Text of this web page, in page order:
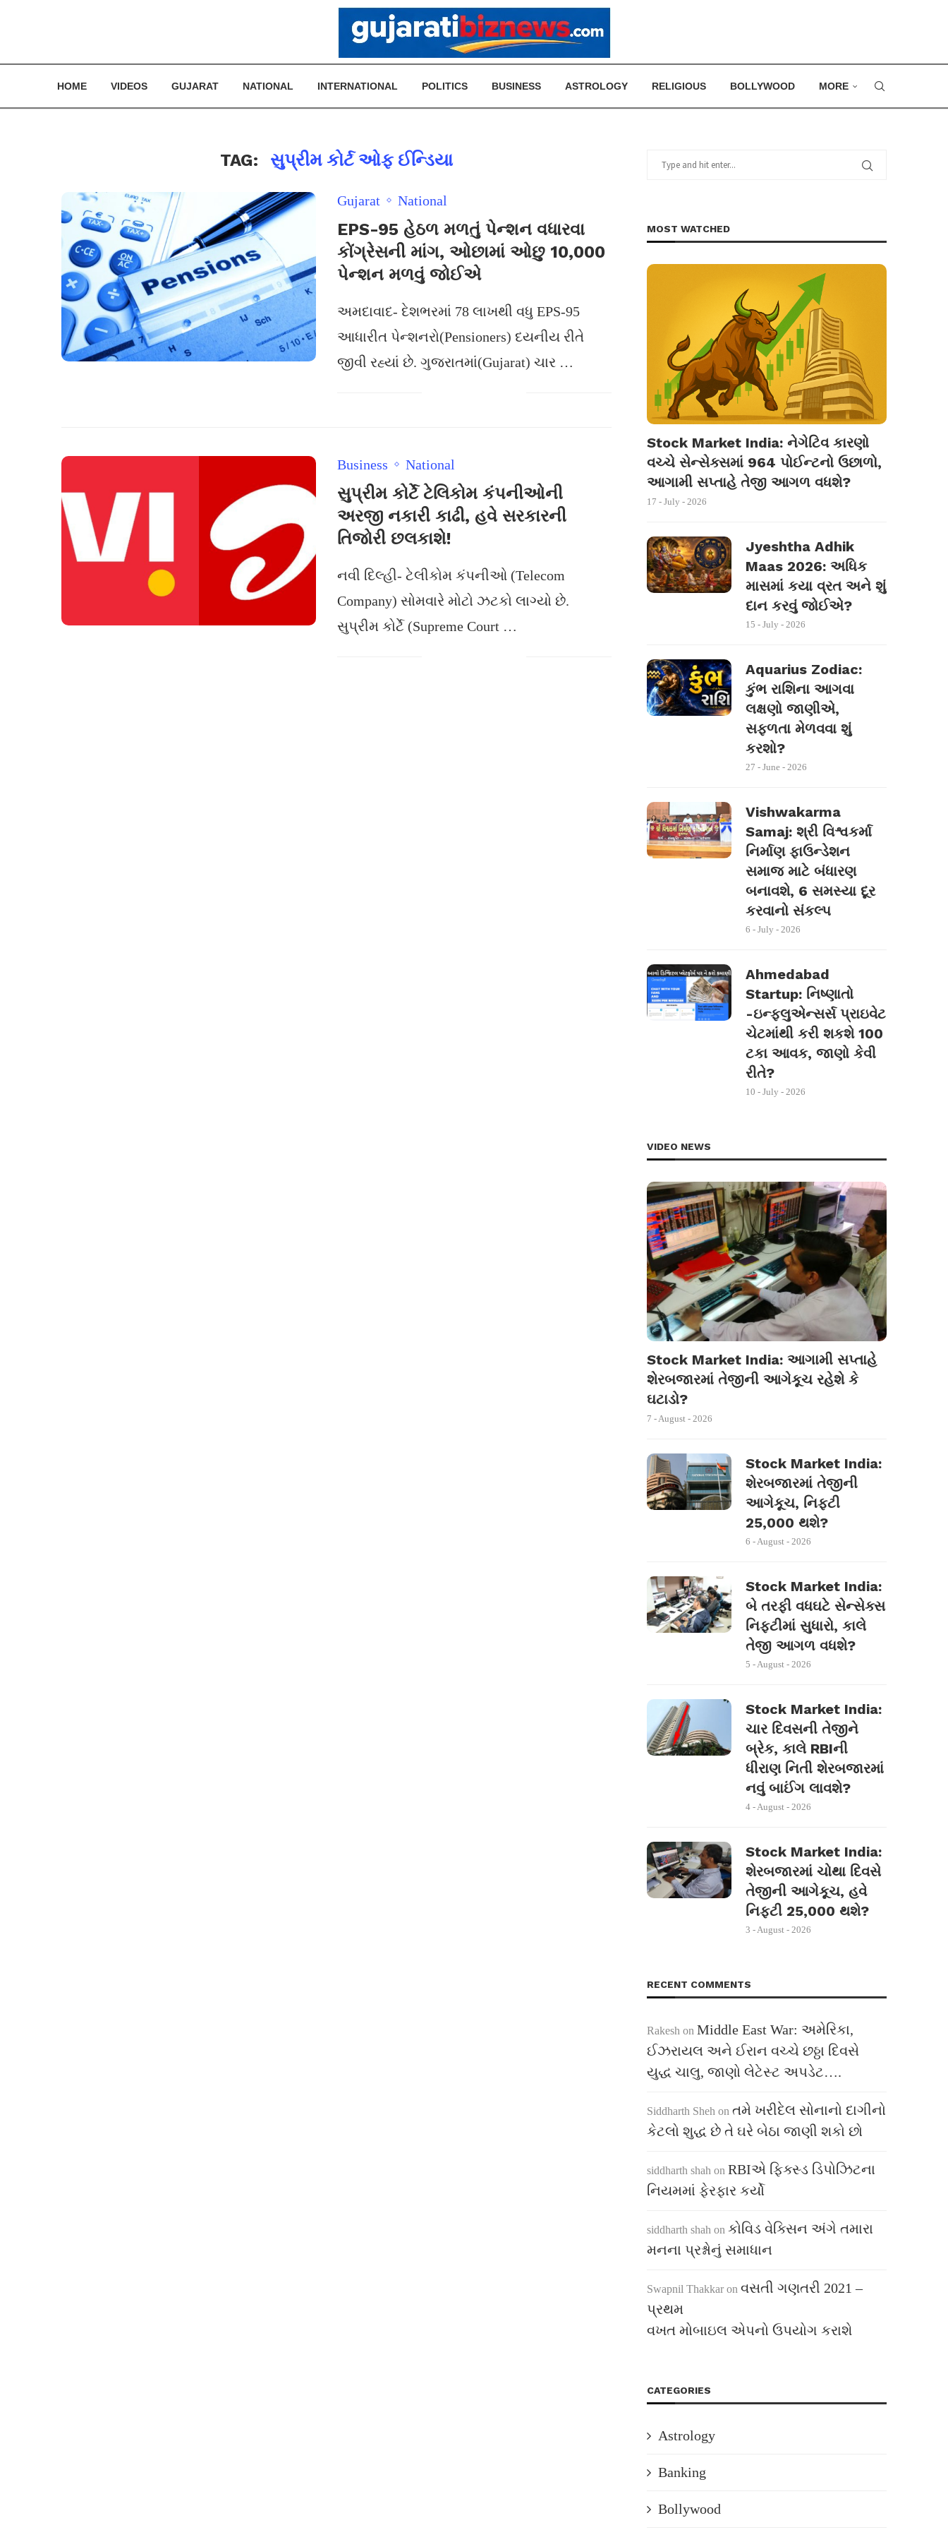
HOME VIDEOS GUJARAT NATIONAL INTERNATIONAL POLITICS BUSINESS ASTROLOGY RELIGIOUS BOLLYWOOD MORE
TAG: સુપ્રીમ કોર્ટ ઓફ ઈન્ડિયા
Gujarat National
EPS-95 હેઠળ મળતું પેન્શન વધારવા
કોંગ્રેસની માંગ, ઓછામાં ઓછુ 10,000
પેન્શન મળવું જોઈએ
અમદાવાદ- દેશભરમાં 78 લાખથી વધુ EPS-95
આધારીત પેન્શનરો(Pensioners) દયનીય રીતે
જીવી રહ્યાં છે. ગુજરાતમાં(Gujarat) ચાર …
Business National
સુપ્રીમ કોર્ટે ટેલિકોમ કંપનીઓની
અરજી નકારી કાઢી, હવે સરકારની
તિજોરી છલકાશે!
નવી દિલ્હી- ટેલીકોમ કંપનીઓ (Telecom
Company) સોમવારે મોટો ઝટકો લાગ્યો છે.
સુપ્રીમ કોર્ટે (Supreme Court …
MOST WATCHED
Stock Market India: નેગેટિવ કારણો
વચ્ચે સેન્સેક્સમાં 964 પોઈન્ટનો ઉછાળો,
આગામી સપ્તાહે તેજી આગળ વધશે?
17 - July - 2026
Jyeshtha Adhik
Maas 2026: અધિક
માસમાં કયા વ્રત અને શું
દાન કરવું જોઈએ?
15 - July - 2026
Aquarius Zodiac:
કુંભ રાશિના આગવા
લક્ષણો જાણીએ,
સફળતા મેળવવા શું
કરશો?
27 - June - 2026
Vishwakarma
Samaj: શ્રી વિશ્વકર્મા
નિર્માણ ફાઉન્ડેશન
સમાજ માટે બંધારણ
બનાવશે, 6 સમસ્યા દૂર
કરવાનો સંકલ્પ
6 - July - 2026
Ahmedabad
Startup: નિષ્ણાતો
-ઇન્ફ્લુએન્સર્સ પ્રાઇવેટ
ચેટમાંથી કરી શકશે 100
ટકા આવક, જાણો કેવી
રીતે?
10 - July - 2026
VIDEO NEWS
Stock Market India: આગામી સપ્તાહે
શેરબજારમાં તેજીની આગેકૂચ રહેશે કે
ઘટાડો?
7 - August - 2026
Stock Market India:
શેરબજારમાં તેજીની
આગેકૂચ, નિફ્ટી
25,000 થશે?
6 - August - 2026
Stock Market India:
બે તરફી વધઘટે સેન્સેક્સ
નિફ્ટીમાં સુધારો, કાલે
તેજી આગળ વધશે?
5 - August - 2026
Stock Market India:
ચાર દિવસની તેજીને
બ્રેક, કાલે RBIની
ધીરાણ નિતી શેરબજારમાં
નવું બાઈંગ લાવશે?
4 - August - 2026
Stock Market India:
શેરબજારમાં ચોથા દિવસે
તેજીની આગેકૂચ, હવે
નિફ્ટી 25,000 થશે?
3 - August - 2026
RECENT COMMENTS
Rakesh on Middle East War: અમેરિકા,
ઈઝરાયલ અને ઈરાન વચ્ચે છઠ્ઠા દિવસે
યુદ્ધ ચાલુ, જાણો લેટેસ્ટ અપડેટ….
Siddharth Sheh on તમે ખરીદેલ સોનાનો દાગીનો
કેટલો શુદ્ધ છે તે ઘરે બેઠા જાણી શકો છો
siddharth shah on RBIએ ફિક્સ્ડ ડિપોઝિટના
નિયમમાં ફેરફાર કર્યો
siddharth shah on કોવિડ વેક્સિન અંગે તમારા
મનના પ્રશ્નોનું સમાધાન
Swapnil Thakkar on વસતી ગણતરી 2021 –
પ્રથમ
વખત મોબાઇલ એપનો ઉપયોગ કરાશે
CATEGORIES
Astrology
Banking
Bollywood